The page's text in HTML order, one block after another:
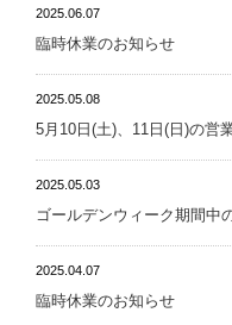
2025.06.07
臨時休業のお知らせ
2025.05.08
5月10日(土)、11日(日)の営
2025.05.03
ゴールデンウィーク期間中
2025.04.07
臨時休業のお知らせ